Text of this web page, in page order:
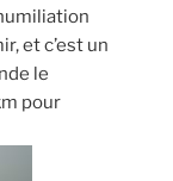
et c’est un
le
pour